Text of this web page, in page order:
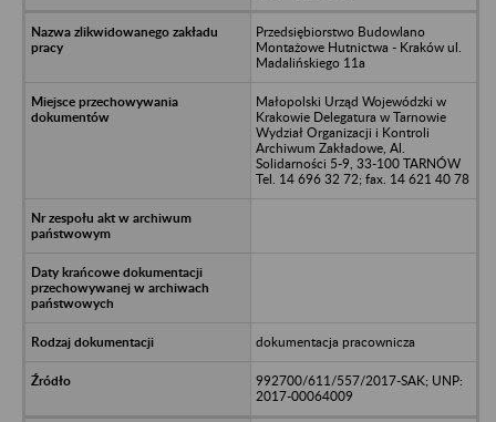
Przedsiębiorstwo Budowlano
Montażowe Hutnictwa - Kraków ul.
Madalińskiego 11a
Małopolski Urząd Wojewódzki w
Krakowie Delegatura w Tarnowie
Wydział Organizacji i Kontroli
Archiwum Zakładowe, Al.
Solidarności 5-9, 33-100 TARNÓW
Tel. 14 696 32 72; fax. 14 621 40 78
dokumentacja pracownicza
992700/611/557/2017-SAK; UNP:
2017-00064009